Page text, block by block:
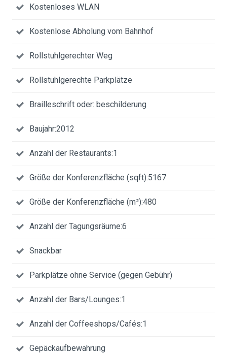
Kostenloses WLAN
Kostenlose Abholung vom Bahnhof
Rollstuhlgerechter Weg
Rollstuhlgerechte Parkplätze
Brailleschrift oder: beschilderung
Baujahr:2012
Anzahl der Restaurants:1
Größe der Konferenzfläche (sqft):5167
Größe der Konferenzfläche (m²):480
Anzahl der Tagungsräume:6
Snackbar
Parkplätze ohne Service (gegen Gebühr)
Anzahl der Bars/Lounges:1
Anzahl der Coffeeshops/Cafés:1
Gepäckaufbewahrung